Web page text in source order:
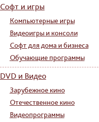
Софт и игры
Компьютерные игры
Видеоигры и консоли
Софт для дома и бизнеса
Обучающие программы
DVD и Видео
Зарубежное кино
Отечественное кино
Видеопрограммы